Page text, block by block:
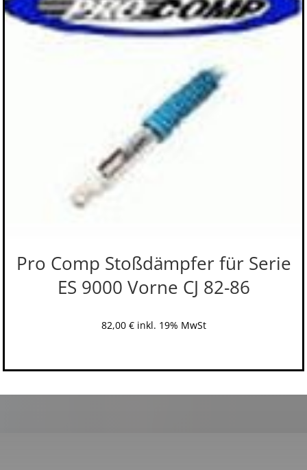
Pro Comp Stoßdämpfer für Serie
ES 9000 Vorne CJ 82-86
82,00 € inkl. 19% MwSt